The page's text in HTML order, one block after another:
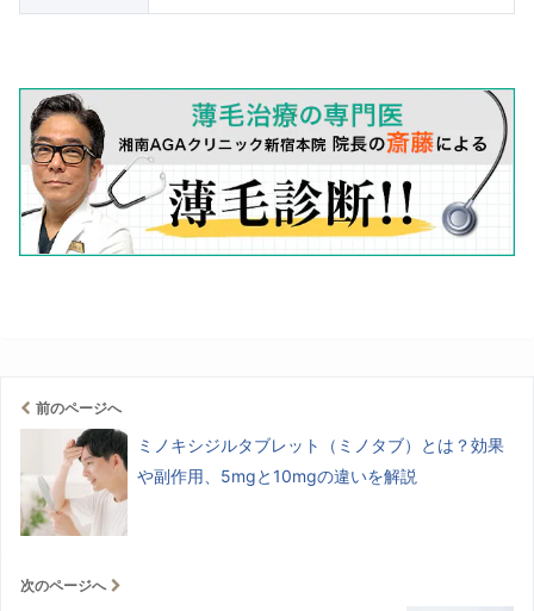
前のページへ
ミノキシジルタブレット（ミノタブ）とは？効果
や副作用、5mgと10mgの違いを解説
次のページへ